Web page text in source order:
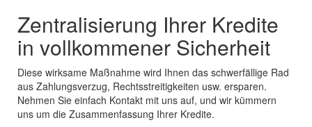
Zentralisierung Ihrer Kredite
in vollkommener Sicherheit
Diese wirksame Maßnahme wird Ihnen das schwerfällige Rad
aus Zahlungsverzug, Rechtsstreitigkeiten usw. ersparen.
Nehmen Sie einfach Kontakt mit uns auf, und wir kümmern
uns um die Zusammenfassung Ihrer Kredite.